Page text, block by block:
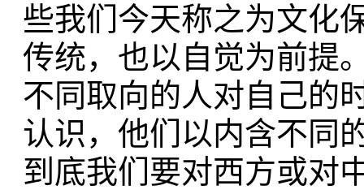
些我们今天称之为文化
传统，也以自觉为前提
不同取向的人对自己的
认识，他们以内含不同
到底我们要对西方或对